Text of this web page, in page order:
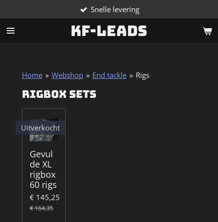
direct
naar
KF-Leads
Snelle levering
Home » Webshop » End tackle » Rigs
Rigbox sets
Uitverkocht
Gevul
de XL
rigbox
60 rigs
€ 145,25
€ 164,35